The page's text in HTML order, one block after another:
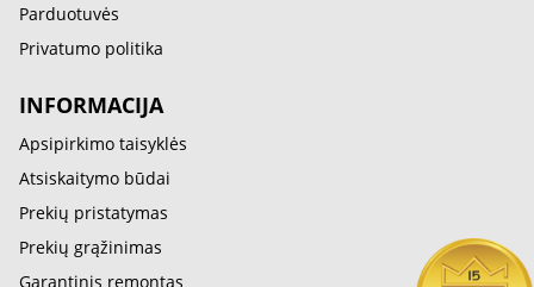
Parduotuvės
Privatumo politika
INFORMACIJA
Apsipirkimo taisyklės
Atsiskaitymo būdai
Prekių pristatymas
Prekių grąžinimas
Garantinis remontas